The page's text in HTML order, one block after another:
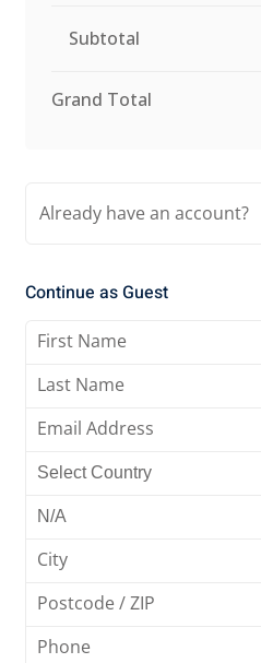
Subtotal
Grand Total
Already have an account?
Continue as Guest